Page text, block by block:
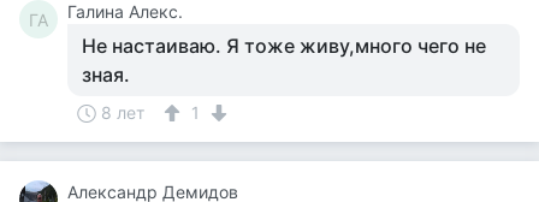
ГА Галина Алекс.
Не настаиваю. Я тоже живу,много чего не
зная.
8 лет 1
Александр Демидов